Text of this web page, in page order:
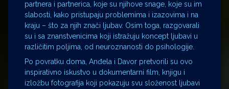
partnera i partnerica, koje su njihove snage, koje su im
slabosti, kako pristupaju problemima i izazovima i na
kraju – što za njih znači ljubav. Osim toga, razgovarali
su i sa znanstvenicima koji istražuju koncept ljubavi u
različitim poljima, od neuroznanosti do psihologije.
Po povratku doma, Anđela i Davor pretvorili su ovo
inspirativno iskustvo u dokumentarni film, knjigu i
izložbu fotografija koji pokazuju svu složenost ljubavi